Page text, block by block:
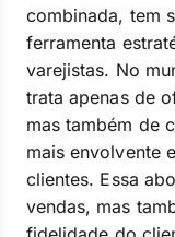
combinada, tem
ferramenta
varejistas. No
trata apenas de
mas também de
mais envolvente
clientes. Essa
vendas, mas